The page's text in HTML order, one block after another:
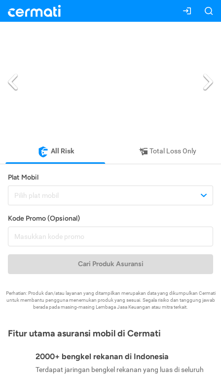
All Risk Total Loss Only
Plat Mobil
Pilih plat mobil
Kode Promo (Opsional)
Cari Produk Asuransi
Perhatian: Produk dan/atau layanan yang ditampilkan merupakan data yang dikumpulkan Cermati
untuk membantu pengguna menemukan produk yang sesuai. Segala risiko dan tanggung jawab
berada pada masing-masing Lembaga Jasa Keuangan atau mitra terkait.
Fitur utama asuransi mobil di Cermati
2000+ bengkel rekanan di Indonesia
Terdapat jaringan bengkel rekanan yang luas di seluruh